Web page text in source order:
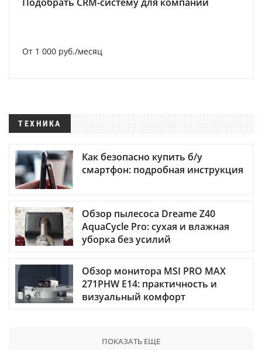
От 1 000 руб./месяц
ТЕХНИКА
Как безопасно купить б/у
смартфон: подробная инструкция
Обзор пылесоса Dreame Z40
AquaCycle Pro: сухая и влажная
уборка без усилий
Обзор монитора MSI PRO MAX
271PHW E14: практичность и
визуальный комфорт
ПОКАЗАТЬ ЕЩЕ